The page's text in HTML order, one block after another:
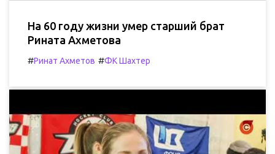
На 60 году жизни умер старший брат
Рината Ахметова
#Ринат Ахметов #ФК Шахтер